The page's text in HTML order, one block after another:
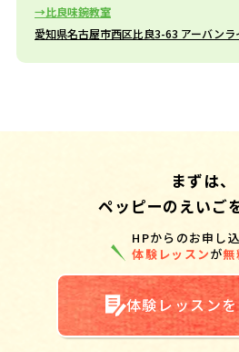
比良味鋺教室
愛知県名古屋市西区比良3-63 アーバン
まずは、
ペッピーのえいご
HPからのお申し
体験レッスンが無
体験レッスン